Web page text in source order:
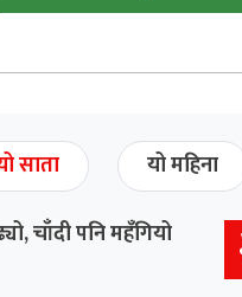
साता यो महिना
चाँदी पनि महँगियो